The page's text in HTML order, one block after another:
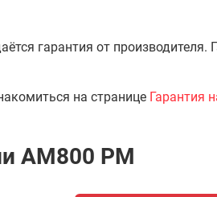
гарантия от
на странице Гарантия
АМ800 РМ